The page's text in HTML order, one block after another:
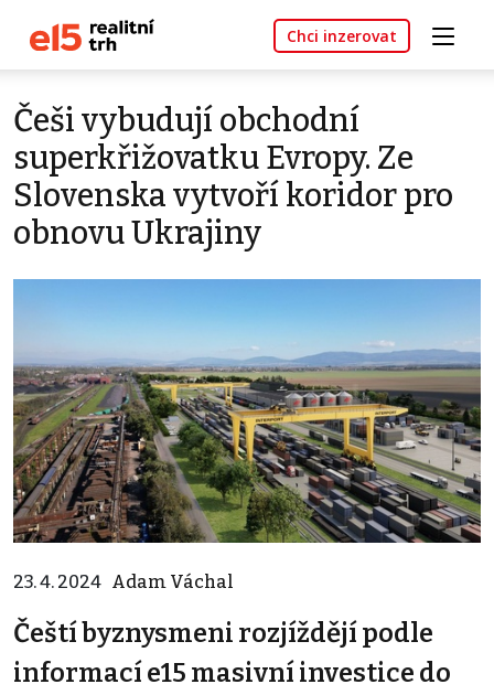
Chci inzerovat
Češi vybudují obchodní
superkřižovatku Evropy. Ze
Slovenska vytvoří koridor pro
obnovu Ukrajiny
23. 4. 2024 Adam Váchal
Čeští byznysmeni rozjíždějí podle
informací e15 masivní investice do